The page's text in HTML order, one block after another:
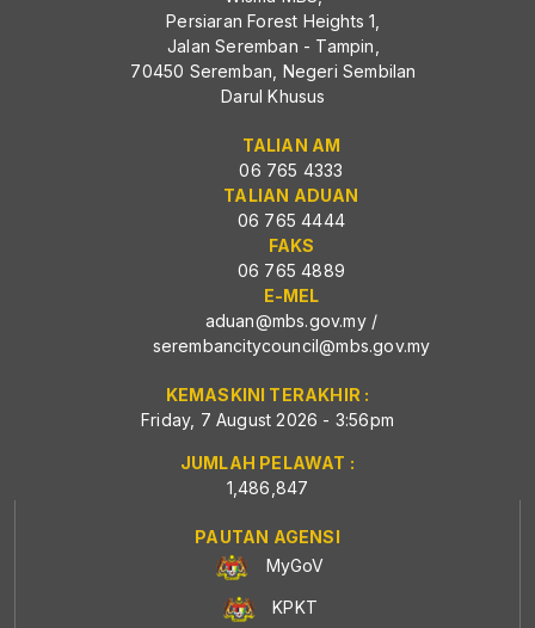
Persiaran Forest Heights 1,
Jalan Seremban - Tampin,
70450 Seremban, Negeri Sembilan
Darul Khusus
TALIAN AM
06 765 4333
TALIAN ADUAN
06 765 4444
FAKS
06 765 4889
E-MEL
aduan@mbs.gov.my/
serembancitycouncil@mbs.gov.my
KEMASKINI TERAKHIR :
Friday, 7 August 2026 - 3:56pm
JUMLAH PELAWAT :
1,486,847
PAUTAN AGENSI
MyGoV
KPKT